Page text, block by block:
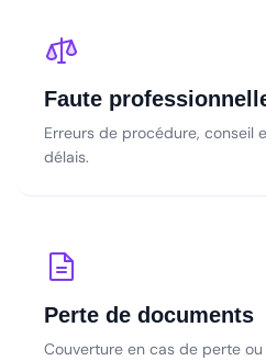
Faute
Erreurs de procédure, conseil
délais.
Perte de documents
Couverture en cas de perte